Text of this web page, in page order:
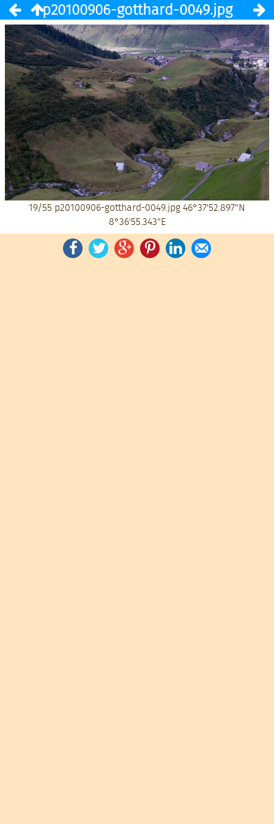
p20100906-gotthard-0049.jpg
19/55 p20100906-gotthard-0049.jpg46°37'52.897"N
8°36'55.343"E